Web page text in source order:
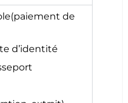
de
d’identité